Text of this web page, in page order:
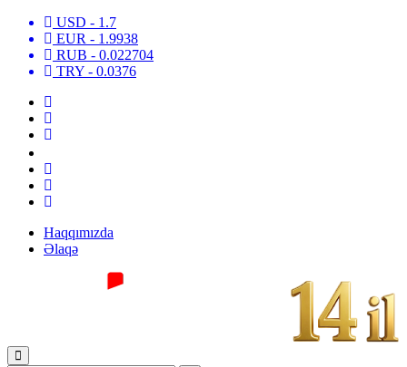
USD - 1.7
EUR - 1.9938
RUB - 0.022704
TRY - 0.0376
Haqqımızda
Əlaqə